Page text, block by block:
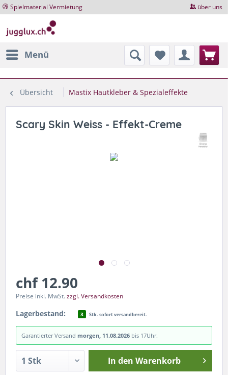
Spielmaterial Vermietung über uns
Menü
Übersicht Mastix Hautkleber & Spezialeffekte
Scary Skin Weiss - Effekt-Creme
chf 12.90
Preise inkl. MwSt.zzgl. Versandkosten
Lagerbestand: 3 Stk. sofort versandbereit.
Garantierter Versand morgen, 11.08.2026 bis 17Uhr.
In den Warenkorb